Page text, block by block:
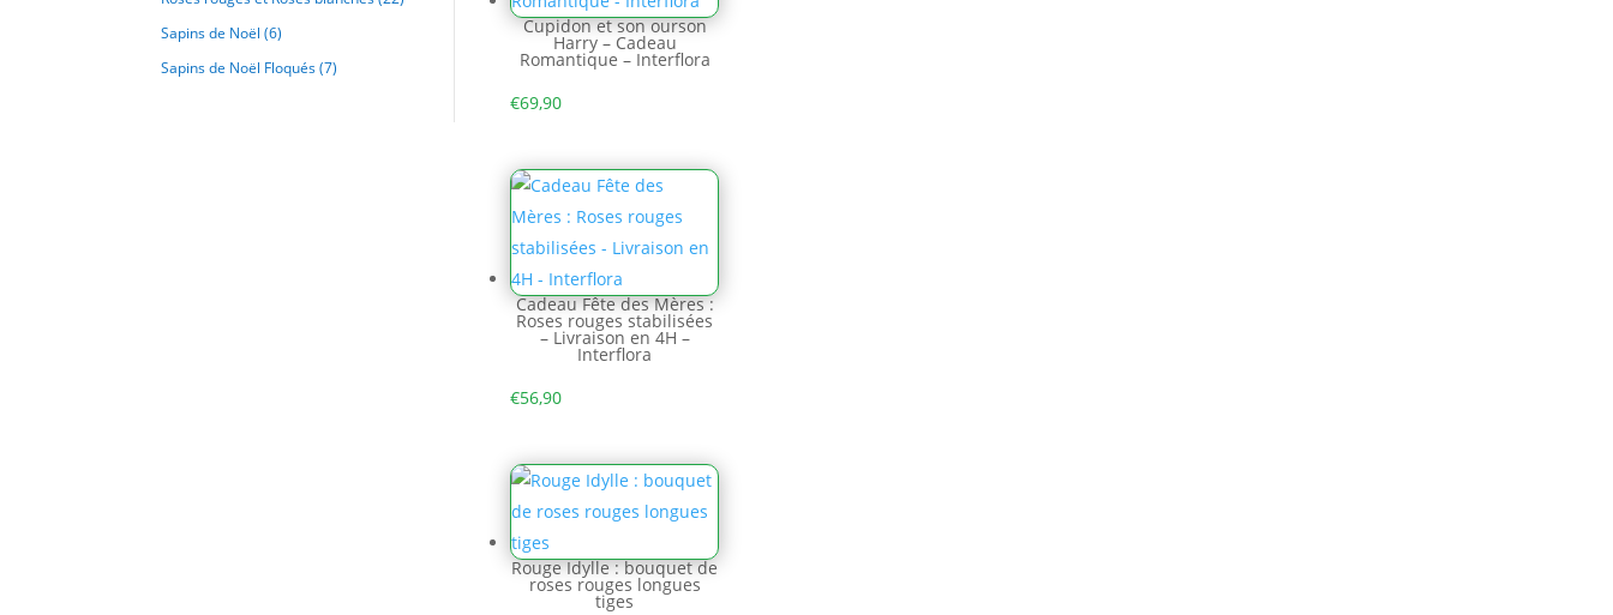
Sapins de Noël (6)
Sapins de Noël Floqués (7)
Cupidon et son ourson
Harry – Cadeau
Romantique – Interflora
€69,90
Cadeau Fête des Mères :
Roses rouges stabilisées
– Livraison en 4H –
Interflora
€56,90
Rouge Idylle : bouquet de
roses rouges longues
tiges